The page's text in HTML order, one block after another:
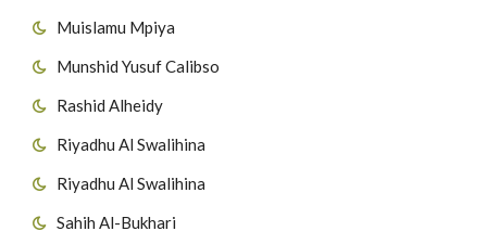
Muislamu Mpiya
Munshid Yusuf Calibso
Rashid Alheidy
Riyadhu Al Swalihina
Riyadhu Al Swalihina
Sahih Al-Bukhari